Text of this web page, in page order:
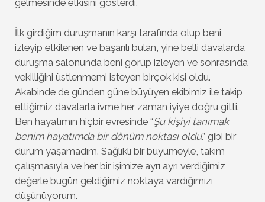
gelmesinde etkisini gösterdi.
İlk girdiğim duruşmanın karşı tarafında olup beni
izleyip etkilenen ve başarılı bulan, yine belli davalarda
duruşma salonunda beni görüp izleyen ve sonrasında
vekilliğini üstlenmemi isteyen birçok kişi oldu.
Akabinde de günden güne büyüyen ekibimiz ile takip
ettiğimiz davalarla ivme her zaman iyiye doğru gitti.
Ben hayatımın hiçbir evresinde “Şu kişiyi tanımak
benim hayatımda bir dönüm noktası oldu.” gibi bir
durum yaşamadım. Sağlıklı bir büyümeyle, takım
çalışmasıyla ve her bir işimize ayrı ayrı verdiğimiz
değerle bugün geldiğimiz noktaya vardığımızı
düşünüyorum.